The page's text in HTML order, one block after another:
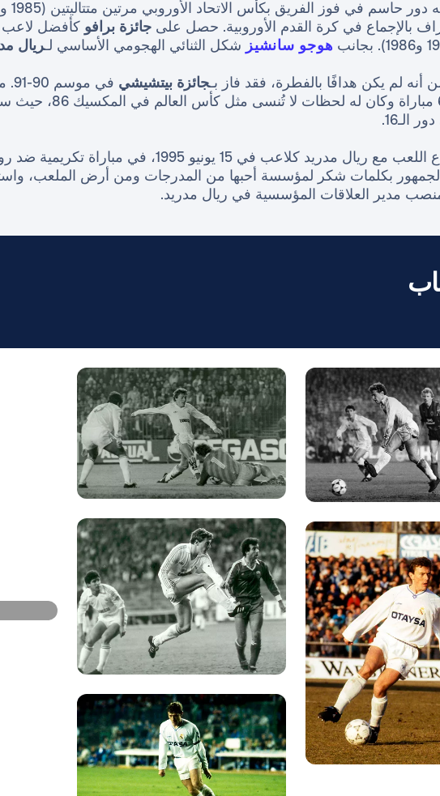
بالإجماع في كرة القدم الأوروبية. حصل على جائزة برافو
هوجو سانشيز شكل الثنائي الهجومي الأساسي لـريال
أنه لم يكن هدافًا بالفطرة، فقد فاز بـجائزة بيتشيشي في موسم 90-91. مع المنتخب الإسباني، لعب
الـ16.
مع ريال مدريد كلاعب في 15 يونيو 1995، في مباراة تكريمية ضد روما في ملعب
بكلمات شكر لمؤسسة أحبها من المدرجات ومن أرض الملعب،
مدير العلاقات المؤسسية في ريال مدريد.